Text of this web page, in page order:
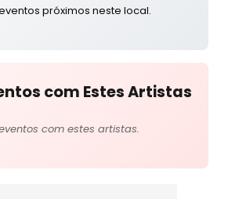
próximos neste local.
com Estes Artistas
com estes artistas.